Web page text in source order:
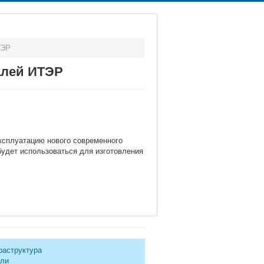
ИТЭР
нового современного
использоваться для изготовления